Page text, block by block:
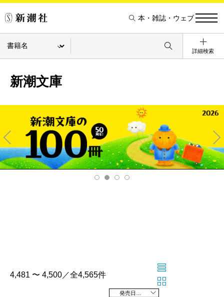
本・雑誌・ウェブ
詳細検索
新潮文庫
Pre
v
Ne
xt
4,481 〜 4,500／全4,565件